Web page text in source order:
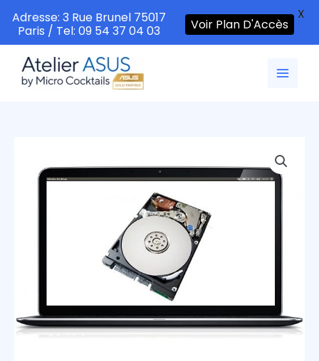
contenu
Adresse: 3 Rue Brunel 75017
Paris / Tel: 09 54 37 04 03
Voir Plan D'Accès
X